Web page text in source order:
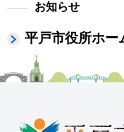
お知らせ
平戸市役所ホー